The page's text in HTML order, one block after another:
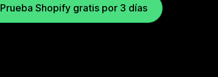
Prueba Shopify gratis por 3 días